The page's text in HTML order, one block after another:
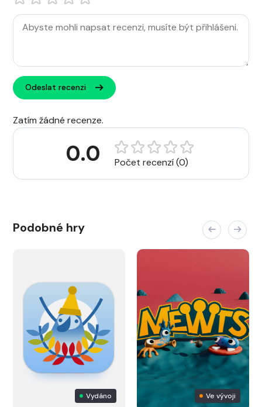
Odeslat recenzi
Zatím žádné recenze.
0.0 Počet recenzí (0)
Podobné hry
Vydáno Ve vývoji